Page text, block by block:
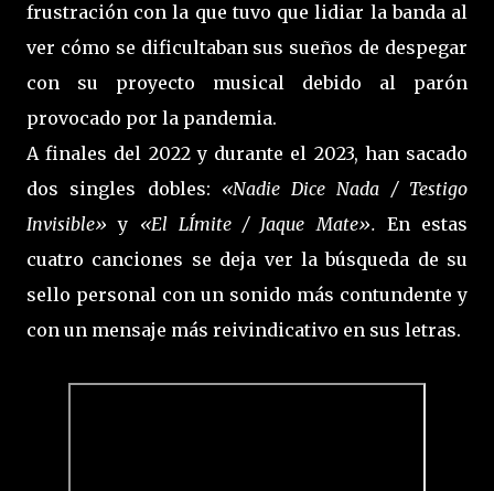
frustración con la que tuvo que lidiar la banda al
ver cómo se dificultaban sus sueños de despegar
con su proyecto musical debido al parón
provocado por la pandemia.
A finales del 2022 y durante el 2023, han sacado
dos singles dobles: «Nadie Dice Nada / Testigo
Invisible»y «El LÍmite / Jaque Mate». En estas
cuatro canciones se deja ver la búsqueda de su
sello personal con un sonido más contundente y
con un mensaje más reivindicativo en sus letras.